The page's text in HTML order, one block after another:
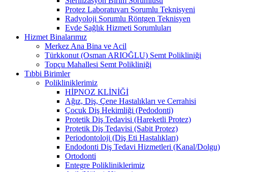
Protez Laboratuvarı Sorumlu Teknisyeni
Radyoloji Sorumlu Röntgen Teknisyen
Evde Sağlık Hizmeti Sorumluları
Hizmet Binalarımız
Merkez Ana Bina ve Acil
Türkkonut (Osman ARIOĞLU) Semt Polikliniği
Topçu Mahallesi Semt Polikliniği
Tıbbi Birimler
Polikliniklerimiz
HİPNOZ KLİNİĞİ
Ağız, Diş, Çene Hastalıkları ve Cerrahisi
Çocuk Diş Hekimliği (Pedodonti)
Protetik Diş Tedavisi (Hareketli Protez)
Protetik Diş Tedavisi (Sabit Protez)
Periodontoloji (Diş Eti Hastalıkları)
Endodonti Diş Tedavi Hizmetleri (Kanal/Dolgu)
Ortodonti
Entegre Polikliniklerimiz